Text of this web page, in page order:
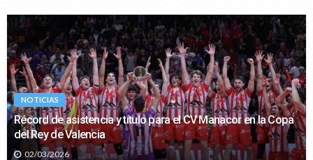
NOTICIAS
Récord de asistencia y título para el CV Manacor en la Copa
del Rey de Valencia
02/03/2026